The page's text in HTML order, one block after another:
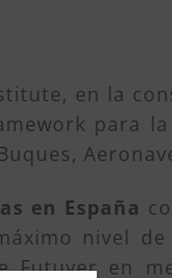
en la
para
en España
nivel de
Futuver en